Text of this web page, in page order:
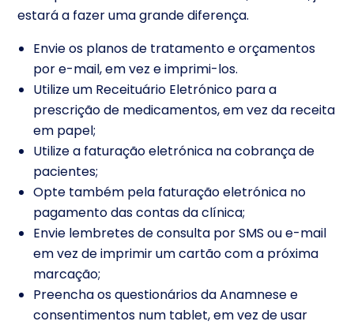
estará a fazer uma grande diferença.
Envie os planos de tratamento e orçamentos
por e-mail, em vez e imprimi-los.
Utilize um Receituário Eletrónico para a
prescrição de medicamentos, em vez da receita
em papel;
Utilize a faturação eletrónica na cobrança de
pacientes;
Opte também pela faturação eletrónica no
pagamento das contas da clínica;
Envie lembretes de consulta por SMS ou e-mail
em vez de imprimir um cartão com a próxima
marcação;
Preencha os questionários da Anamnese e
consentimentos num tablet, em vez de usar